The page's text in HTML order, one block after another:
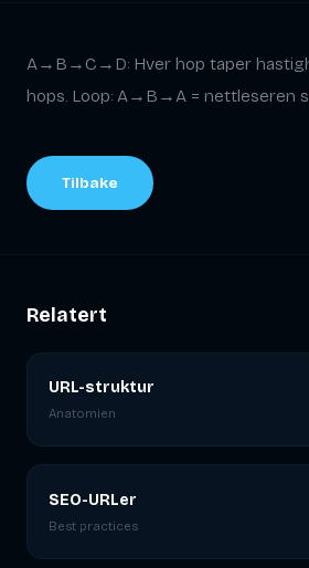
A→B→C→D: Hver hop taper
hops. Loop: A→B→A = nettleseren
Tilbake
Relatert
URL-struktur
Anatomien
SEO-URLer
Best practices